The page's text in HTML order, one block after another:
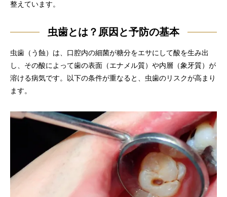
整えています。
虫歯とは？原因と予防の基本
虫歯（う蝕）は、口腔内の細菌が糖分をエサにして酸を生み出
し、その酸によって歯の表面（エナメル質）や内層（象牙質）が
溶ける病気です。以下の条件が重なると、虫歯のリスクが高まり
ます。